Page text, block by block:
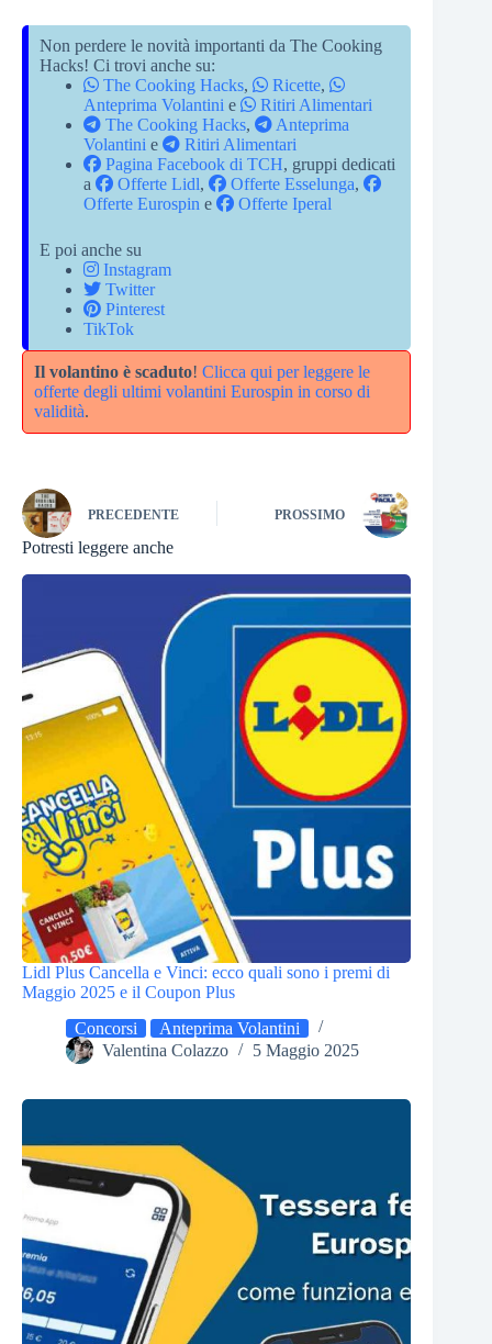
Non perdere le novità importanti da The Cooking
Hacks! Ci trovi anche su:
The Cooking Hacks, Ricette,
Anteprima Volantini e
Ritiri Alimentari
The Cooking Hacks,
Anteprima
Volantini e
Ritiri Alimentari
Pagina Facebook di TCH, gruppi dedicati
a
Offerte Lidl, Offerte Esselunga,
Offerte Eurospin e Offerte Iperal
E poi anche su
Instagram
Twitter
Pinterest
TikTok
Il volantino è scaduto! Clicca qui per leggere le
offerte degli ultimi volantini Eurospin in corso di
validità.
PRECEDENTE PROSSIMO
Potresti leggere anche
Lidl Plus Cancella e Vinci: ecco quali sono i premi di
Maggio 2025 e il Coupon Plus
Concorsi
Anteprima Volantini
Valentina Colazzo
5 Maggio 2025